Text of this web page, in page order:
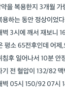
을 복용한지 3개월
용하는 동안 정상이었
벽 3시에 깨서 재보니
평소 65전후인데 어
침후 일어나서 10분
기 전 혈압이 132/82
벽 05시 150/92 07시